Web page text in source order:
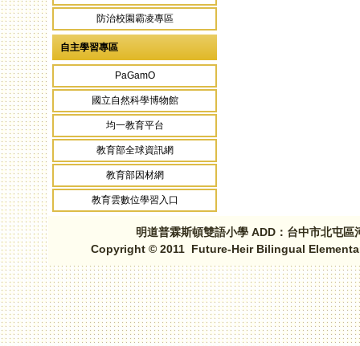
防治校園霸凌專區
自主學習專區
PaGamO
國立自然科學博物館
均一教育平台
教育部全球資訊網
教育部因材網
教育雲數位學習入口
明道普霖斯頓雙語小學 ADD：台中市北屯
Copyright © 2011 Future-Heir Bilingual